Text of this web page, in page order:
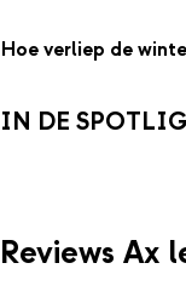
Hoe verliep de
IN DE
Reviews Ax